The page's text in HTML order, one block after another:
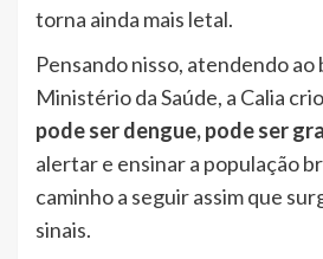
torna ainda mais letal.
Pensando nisso, atendendo
Ministério da Saúde, a Calia
pode ser dengue, pode ser
alertar e ensinar a população
caminho a seguir assim que
sinais.